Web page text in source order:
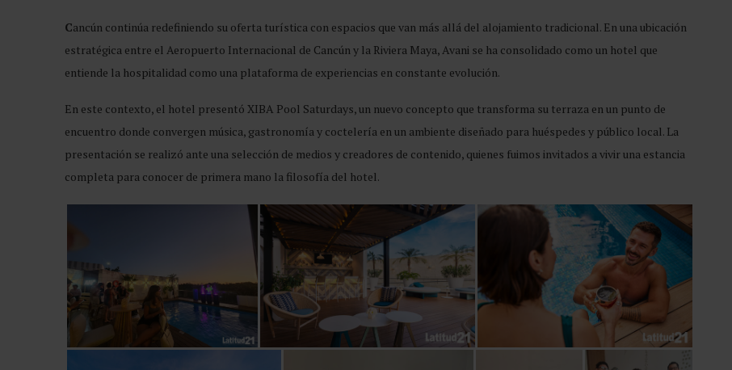
Cancún continúa redefiniendo su oferta turística con espacios que van más allá del alojamiento tradicional. En una ubicación
estratégica entre el Aeropuerto Internacional de Cancún y la Riviera Maya, Avani se ha consolidado como un hotel que
entiende la hospitalidad como una plataforma de experiencias en constante evolución.
En este contexto, el hotel presentó XIBA Pool Saturdays, un nuevo concepto que transforma su terraza en un punto de
encuentro donde convergen música, gastronomía y coctelería en un ambiente diseñado para huéspedes y público local. La
presentación se realizó ante una selección de medios y creadores de contenido, quienes fuimos invitados a vivir una estancia
completa para conocer de primera mano la filosofía del hotel.